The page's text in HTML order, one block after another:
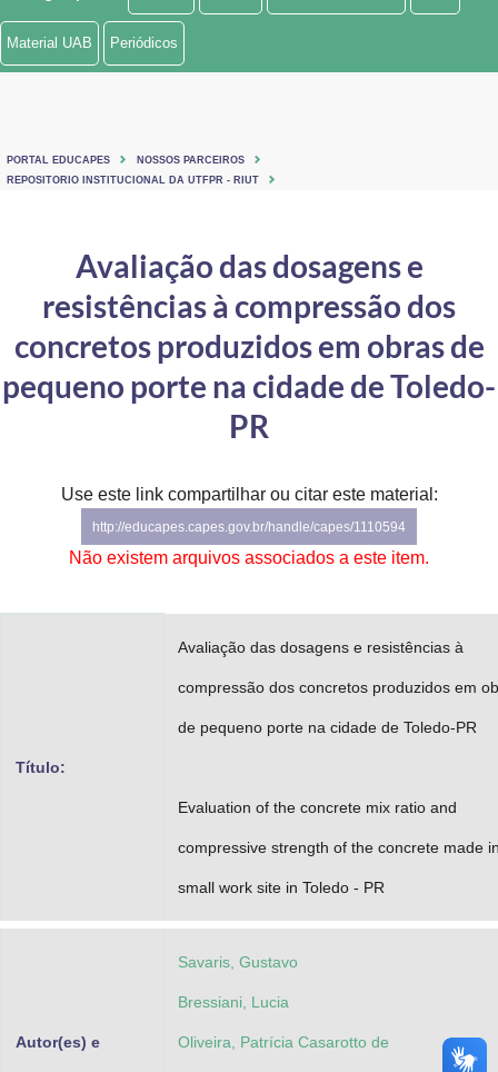
Ministério de Minas e Energia
Ministério do Turismo
Controladoria-Geral da União
Ministério da Mulher, da Família e dos Direitos Humanos
Advocacia-Geral da União
Banco Central do Brasil
Planalto
Material UAB Periódicos
PORTAL EDUCAPES
NOSSOS PARCEIROS
REPOSITORIO INSTITUCIONAL DA UTFPR - RIUT
Avaliação das dosagens e
resistências à compressão dos
concretos produzidos em obras de
pequeno porte na cidade de Toledo-
PR
Use este link compartilhar ou citar este material:
http://educapes.capes.gov.br/handle/capes/1110594
Não existem arquivos associados a este item.
Título:
Avaliação das dosagens e resistências à
compressão dos concretos produzidos em
de pequeno porte na cidade de Toledo-PR
Evaluation of the concrete mix ratio and
compressive strength of the concrete made
small work site in Toledo - PR
Autor(es) e
Savaris, Gustavo
Bressiani, Lucia
Oliveira, Patrícia Casarotto de